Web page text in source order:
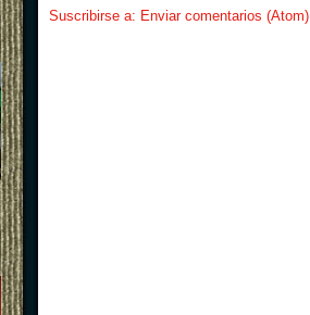
Suscribirse a: Enviar comentarios (Atom)